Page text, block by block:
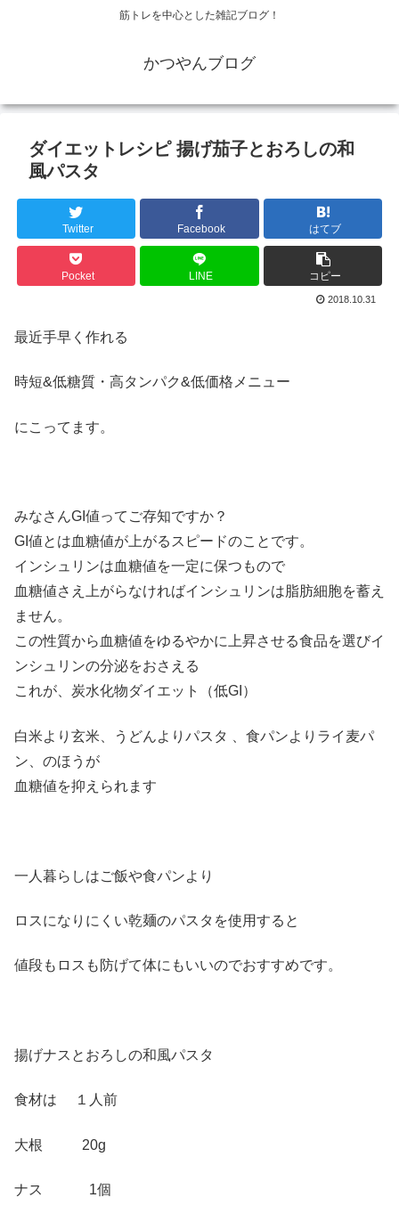
筋トレを中心とした雑記ブログ！
かつやんブログ
ダイエットレシピ 揚げ茄子とおろしの和
風パスタ
Twitter Facebook はてブ
Pocket LINE コピー
2018.10.31
最近手早く作れる
時短&低糖質・高タンパク&低価格メニュー
にこってます。
みなさんGI値ってご存知ですか？
GI値とは血糖値が上がるスピードのことです。
インシュリンは血糖値を一定に保つもので
血糖値さえ上がらなければインシュリンは脂肪細胞を蓄え
ません。
この性質から血糖値をゆるやかに上昇させる食品を選びイ
ンシュリンの分泌をおさえる
これが、炭水化物ダイエット（低GI）
白米より玄米、うどんよりパスタ 、食パンよりライ麦パ
ン、のほうが
血糖値を抑えられます
一人暮らしはご飯や食パンより
ロスになりにくい乾麺のパスタを使用すると
値段もロスも防げて体にもいいのでおすすめです。
揚げナスとおろしの和風パスタ
食材は １人前
大根 20g
ナス 1個